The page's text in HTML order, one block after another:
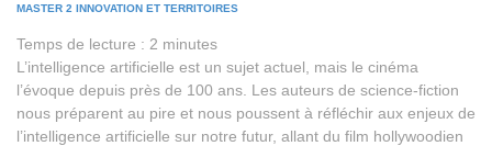
MASTER 2 INNOVATION ET TERRITOIRES
Temps de lecture : 2 minutes
L’intelligence artificielle est un sujet actuel, mais le cinéma
l’évoque depuis près de 100 ans. Les auteurs de science-fiction
nous préparent au pire et nous poussent à réfléchir aux enjeux de
l’intelligence artificielle sur notre futur, allant du film hollywoodien